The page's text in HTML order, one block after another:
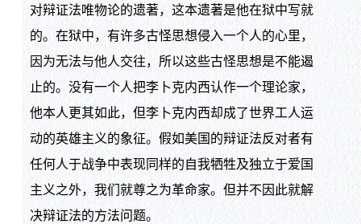
对辩证法唯物论的遗著，这本遗著是他在狱中写就
的。在狱中，有许多古怪思想侵入一个人的心里，
因为无法与他人交往，所以这些古怪思想是不能遏
止的。没有一个人把李卜克内西认作一个理论家，
他本人更其如此，但李卜克内西却成了世界工人运
动的英雄主义的象征。假如美国的辩证法反对者有
任何人于战争中表现同样的自我牺牲及独立于爱国
主义之外，我们就尊之为革命家。但并不因此就解
决辩证法的方法问题。